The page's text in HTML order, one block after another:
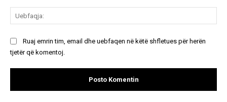
Ruaj emrin tim, email dhe uebfaqen në këtë shfletues për herën
tjetër që komentoj.